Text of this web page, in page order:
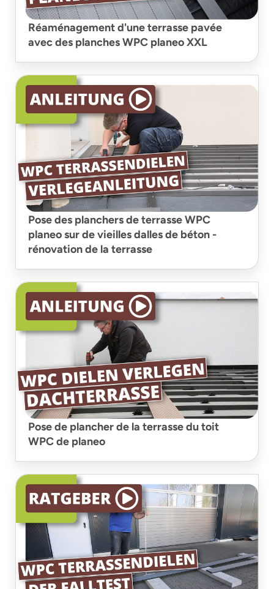
Réaménagement d'une terrasse pavée
avec des planches WPC planeo XXL
Pose des planchers de terrasse WPC
planeo sur de vieilles dalles de béton -
rénovation de la terrasse
Pose de plancher de la terrasse du toit
WPC de planeo